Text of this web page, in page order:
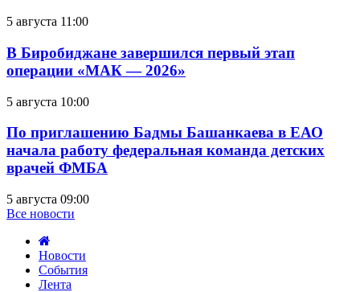
5 августа 11:00
В Биробиджане завершился первый этап
операции «МАК — 2026»
5 августа 10:00
По приглашению Бадмы Башанкаева в ЕАО
начала работу федеральная команда детских
врачей ФМБА
5 августа 09:00
Все новости
Новости
События
Лента